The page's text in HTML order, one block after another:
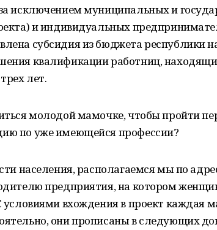
исключением муниципальных и
и индивидуальных
субсидия из бюджета республики
квалификации работниц,
лет.
молодой мамочке, чтобы пройти
по уже имеющейся профессии?
населения, располагаемся мы по
предприятия, на котором
условиями вхождения в проект каждая
они прописаны в следующих